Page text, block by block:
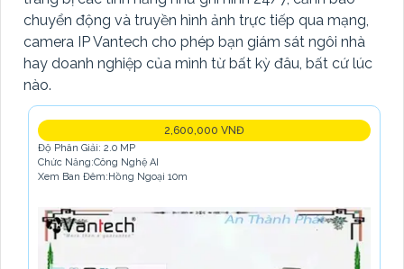
chuyển động và truyền hình ảnh trực tiếp qua mạng,
camera IP Vantech cho phép bạn giám sát ngôi nhà
hay doanh nghiệp của mình từ bất kỳ đâu, bất cứ lúc
nào.
2,600,000 VNĐ
Độ Phân Giải: 2.0 MP
Chức Năng:Công Nghệ AI
Xem Ban Đêm:Hồng Ngoại 10m